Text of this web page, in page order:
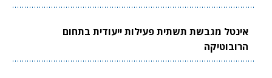
אינטל מגבשת תשתית פעילות ייעודית בתחום
הרובוטיקה